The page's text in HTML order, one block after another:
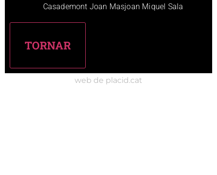
Casademont Joan Masjoan Miquel Sala
web de placid.cat